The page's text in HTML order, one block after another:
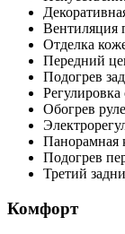
Вентиляция
Отделка
Передний
Подогрев
Обогрев
Панорамная
Подогрев
Третий
Комфорт